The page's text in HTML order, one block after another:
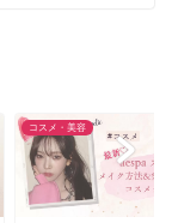
コスメ・美容